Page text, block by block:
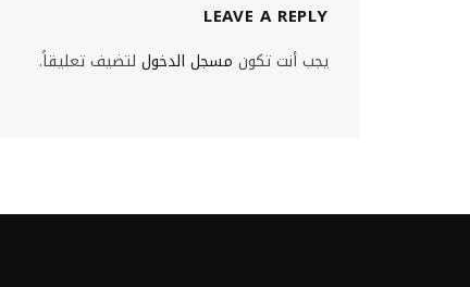
LEAVE A REPLY
يجب أنت تكون مسجل الدخول لتضيف تعليقاً.